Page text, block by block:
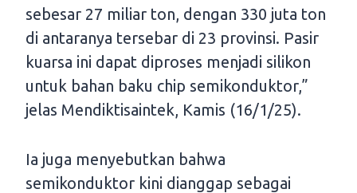
sebesar 27 miliar ton, dengan 330 juta ton
di antaranya tersebar di 23 provinsi. Pasir
kuarsa ini dapat diproses menjadi silikon
untuk bahan baku chip semikonduktor,”
jelas Mendiktisaintek, Kamis (16/1/25).
Ia juga menyebutkan bahwa
semikonduktor kini dianggap sebagai